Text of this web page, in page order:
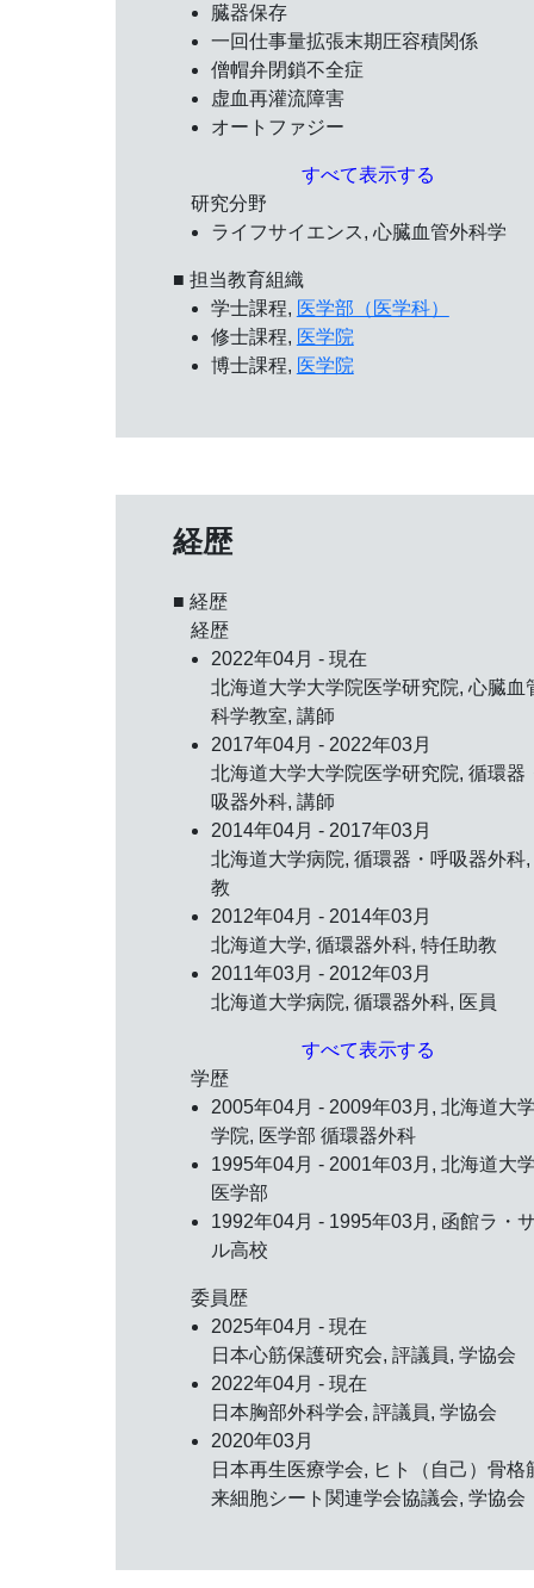
臓器保存
一回仕事量拡張末期圧容積関係
僧帽弁閉鎖不全症
虚血再灌流障害
オートファジー
すべて表示する
研究分野
ライフサイエンス, 心臓血管外科学
■ 担当教育組織
学士課程, 医学部（医学科）
修士課程, 医学院
博士課程, 医学院
経歴
■ 経歴
経歴
2022年04月 - 現在
北海道大学大学院医学研究院, 心臓血
科学教室, 講師
2017年04月 - 2022年03月
北海道大学大学院医学研究院, 循環器
吸器外科, 講師
2014年04月 - 2017年03月
北海道大学病院, 循環器・呼吸器外科,
教
2012年04月 - 2014年03月
北海道大学, 循環器外科, 特任助教
2011年03月 - 2012年03月
北海道大学病院, 循環器外科, 医員
すべて表示する
学歴
2005年04月 - 2009年03月, 北海道大
学院, 医学部 循環器外科
1995年04月 - 2001年03月, 北海道大
医学部
1992年04月 - 1995年03月, 函館ラ・
ル高校
委員歴
2025年04月 - 現在
日本心筋保護研究会, 評議員, 学協会
2022年04月 - 現在
日本胸部外科学会, 評議員, 学協会
2020年03月
日本再生医療学会, ヒト（自己）骨格
来細胞シート関連学会協議会, 学協会